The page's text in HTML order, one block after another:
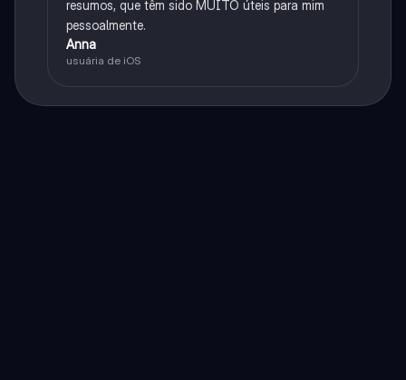
resumos, que têm sido MUITO úteis para mim
pessoalmente.
Anna
usuária de iOS